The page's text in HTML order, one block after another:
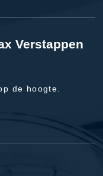
Verstappen
de hoogte.